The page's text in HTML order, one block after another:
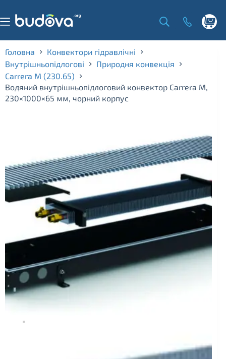
content
Головна
Конвектори гідравлічні
Внутрішньопідлогові
Природня конвекція
Carrera M (230.65)
Водяний внутрішньопідлоговий конвектор Carrera M,
230×1000×65 мм, чорний корпус